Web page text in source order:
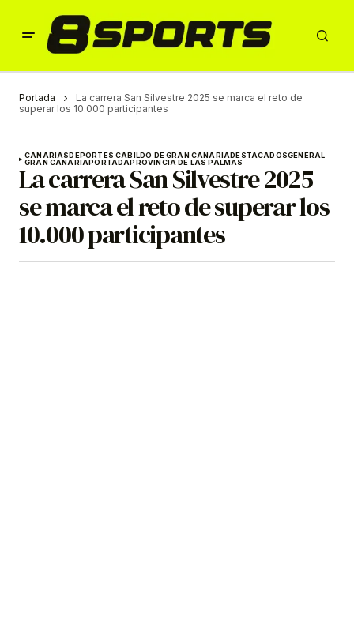
Portada
La carrera San Silvestre 2025 se marca el reto de
superar los 10.000 participantes
CANARIASDEPORTES CABILDO DE GRAN CANARIADESTACADOSGENERAL
GRAN CANARIAPORTADAPROVINCIA DE LAS PALMAS
La carrera San Silvestre 2025
se marca el reto de superar los
10.000 participantes